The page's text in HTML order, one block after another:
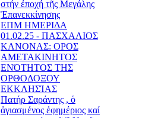
στήν ἐποχή τῆς Μεγάλης
Ἐπανεκκίνησης
ΕΠΜ ΗΜΕΡΙΔΑ
01.02.25 - ΠΑΣΧΑΛΙΟΣ
ΚΑΝΟΝΑΣ: ΟΡΟΣ
ΑΜΕΤΑΚΙΝΗΤΟΣ
ΕΝΌΤΗΤΟΣ ΤΗΣ
ΟΡΘΟΔΟΞΟΥ
ΕΚΚΛΗΣΊΑΣ
Πατήρ Σαράντης , ὁ
ἁγιασμένος ἐφημέριος καί